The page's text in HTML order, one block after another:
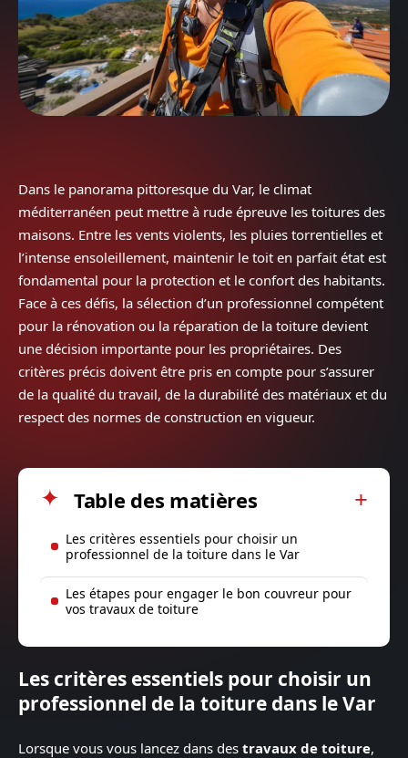
Dans le panorama pittoresque du Var, le climat
méditerranéen peut mettre à rude épreuve les toitures des
maisons. Entre les vents violents, les pluies torrentielles et
l’intense ensoleillement, maintenir le toit en parfait état est
fondamental pour la protection et le confort des habitants.
Face à ces défis, la sélection d’un professionnel compétent
pour la rénovation ou la réparation de la toiture devient
une décision importante pour les propriétaires. Des
critères précis doivent être pris en compte pour s’assurer
de la qualité du travail, de la durabilité des matériaux et du
respect des normes de construction en vigueur.
Table des matières
Les critères essentiels pour choisir un
professionnel de la toiture dans le Var
Les étapes pour engager le bon couvreur pour
vos travaux de toiture
Les critères essentiels pour choisir un
professionnel de la toiture dans le Var
Lorsque vous vous lancez dans des travaux de toiture,